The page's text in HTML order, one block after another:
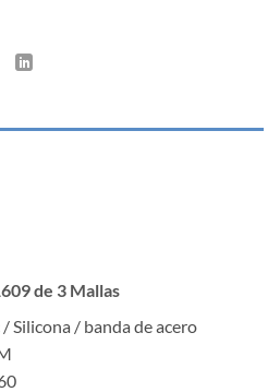
de 3 Mallas
Silicona / banda de acero